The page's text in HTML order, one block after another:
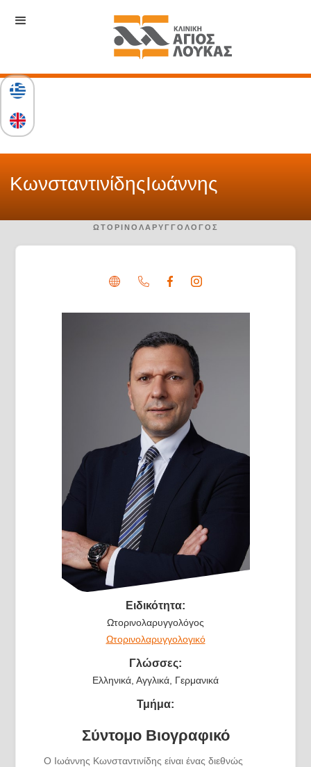
ΚωνσταντινίδηςΙωάννης
ΩΤΟΡΙΝΟΛΑΡΥΓΓΟΛΌΓΟΣ
Ειδικότητα:
Ωτορινολαρυγγολόγος
Ωτορινολαρυγγολογικό
Γλώσσες:
Ελληνικά, Αγγλικά, Γερμανικά
Τμήμα:
Σύντομο Βιογραφικό
Ο Ιωάννης Κωνσταντινίδης είναι ένας διεθνώς